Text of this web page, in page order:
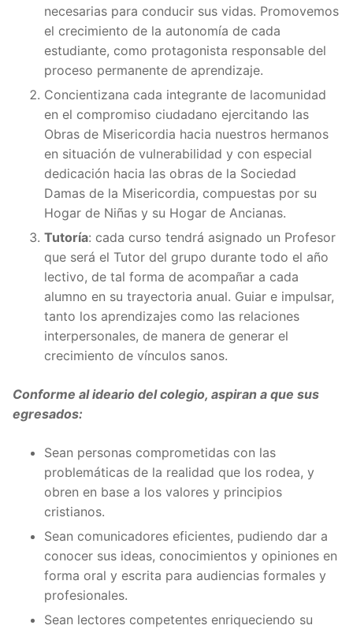
necesarias para conducir sus vidas. Promovemos
el crecimiento de la autonomía de cada
estudiante, como protagonista responsable del
proceso permanente de aprendizaje.
Concientizana cada integrante de lacomunidad
en el compromiso ciudadano ejercitando las
Obras de Misericordia hacia nuestros hermanos
en situación de vulnerabilidad y con especial
dedicación hacia las obras de la Sociedad
Damas de la Misericordia, compuestas por su
Hogar de Niñas y su Hogar de Ancianas.
Tutoría: cada curso tendrá asignado un Profesor
que será el Tutor del grupo durante todo el año
lectivo, de tal forma de acompañar a cada
alumno en su trayectoria anual. Guiar e impulsar,
tanto los aprendizajes como las relaciones
interpersonales, de manera de generar el
crecimiento de vínculos sanos.
Conforme al ideario del colegio, aspiran a que sus
egresados:
Sean personas comprometidas con las
problemáticas de la realidad que los rodea, y
obren en base a los valores y principios
cristianos.
Sean comunicadores eficientes, pudiendo dar a
conocer sus ideas, conocimientos y opiniones en
forma oral y escrita para audiencias formales y
profesionales.
Sean lectores competentes enriqueciendo su